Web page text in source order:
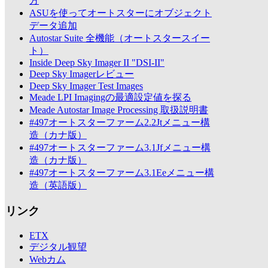
ASUを使ってオートスターにオブジェクト
データ追加
Autostar Suite 全機能（オートスタースイー
ト）
Inside Deep Sky Imager II "DSI-II"
Deep Sky Imagerレビュー
Deep Sky Imager Test Images
Meade LPI Imagingの最適設定値を探る
Meade Autostar Image Processing 取扱説明書
#497オートスターファーム2.2Jtメニュー構
造（カナ版）
#497オートスターファーム3.1Jfメニュー構
造（カナ版）
#497オートスターファーム3.1Eeメニュー構
造（英語版）
リンク
ETX
デジタル観望
Webカム